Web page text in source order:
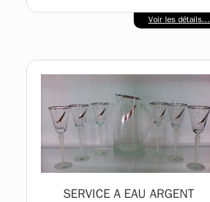
Voir les détails...
SERVICE A EAU ARGENT